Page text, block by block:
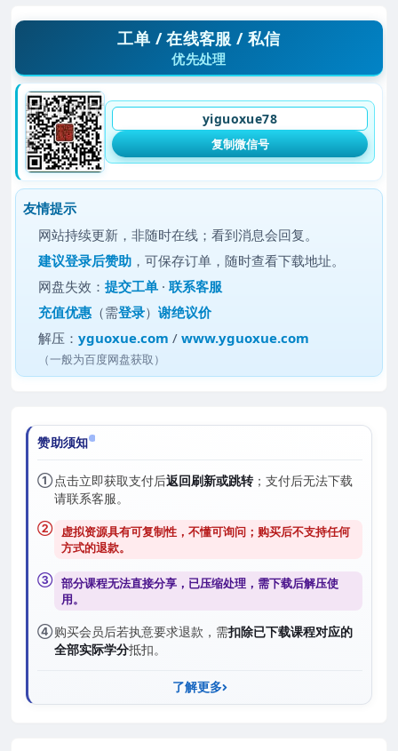
工单 / 在线客服 / 私信
优先处理
yiguoxue78
复制微信号
友情提示
网站持续更新，非随时在线；看到消息会回复。
建议登录后赞助 ，可保存订单，随时查看下载地址。
网盘失效：提交工单 ·联系客服
充值优惠 （需登录）谢绝议价
解压：yguoxue.com /www.yguoxue.com
（一般为百度网盘获取）
赞助须知
①点击立即获取支付后返回刷新或跳转；支付后无法下载
请联系客服。
② 虚拟资源具有可复制性，不懂可询问；购买后不支持任何
方式的退款。
③ 部分课程无法直接分享，已压缩处理，需下载后解压使
用。
④购买会员后若执意要求退款，需扣除已下载课程对应的
全部实际学分抵扣。
了解更多